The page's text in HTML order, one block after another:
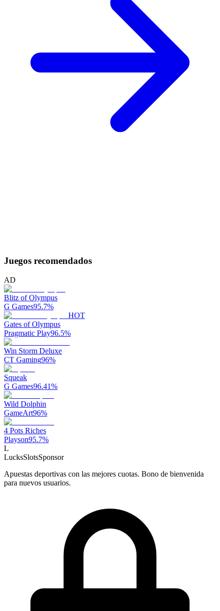
Juegos recomendados
AD
Blitz of Olympus
G Games95.7%
HOT
Gates of Olympus
Pragmatic Play96.5%
Win Storm Deluxe
CT Gaming96%
Squeak
G Games96.41%
Wild Dolphin
GameArt96%
4 Pots Riches
Playson95.7%
L
LucksSlotsSponsor
Apuestas deportivas con las mejores cuotas. Bono de bienvenida
para nuevos usuarios.